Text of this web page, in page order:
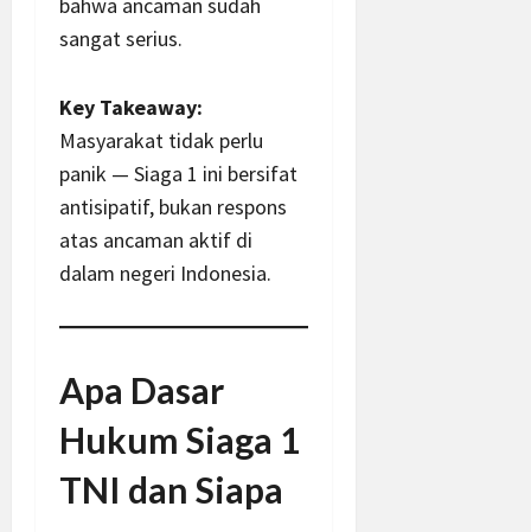
sangat serius.
Key Takeaway:
Masyarakat tidak perlu
panik — Siaga 1 ini bersifat
antisipatif, bukan respons
atas ancaman aktif di
dalam negeri Indonesia.
Apa Dasar
Hukum Siaga 1
TNI dan Siapa